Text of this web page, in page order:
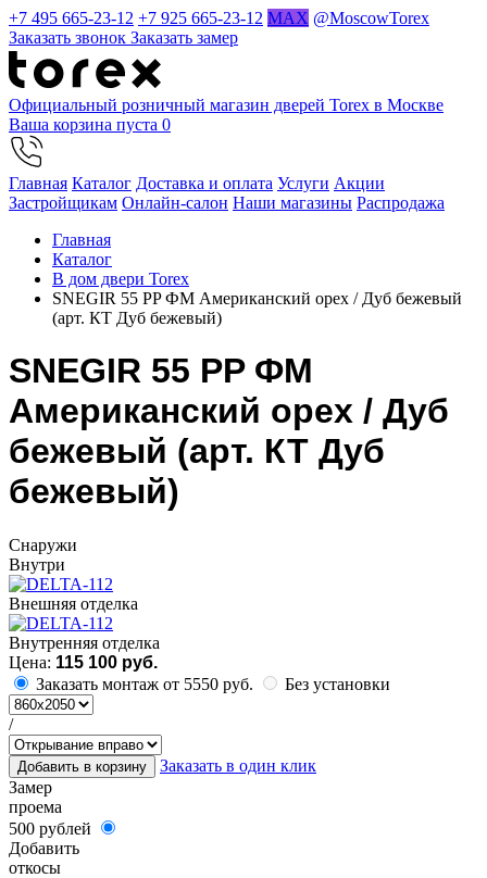
+7 495 665-23-12 +7 925 665-23-12 MAX @MoscowTorex
Заказать звонок Заказать замер
Официальный розничный магазин дверей Torex в Москве
Ваша корзина пуста 0
Главная Каталог Доставка и оплата Услуги Акции
Застройщикам Онлайн-салон Наши магазины Распродажа
Главная
Каталог
В дом двери Torex
SNEGIR 55 PP ФМ Американский орех / Дуб бежевый
(арт. КТ Дуб бежевый)
SNEGIR 55 PP ФМ
Американский орех / Дуб
бежевый (арт. КТ Дуб
бежевый)
Cнаружи
Внутри
Внешняя отделка
Внутренняя отделка
Цена: 115 100 руб.
Заказать монтаж от 5550 руб.
Без установки
/
Добавить в корзину
Заказать в один клик
Замер
проема
500 рублей
Добавить
откосы